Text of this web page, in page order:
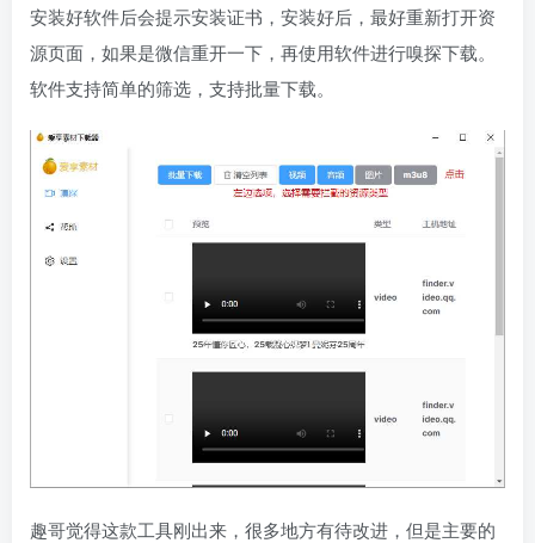
安装好软件后会提示安装证书，安装好后，最好重新打开资
源页面，如果是微信重开一下，再使用软件进行嗅探下载。
软件支持简单的筛选，支持批量下载。
趣哥觉得这款工具刚出来，很多地方有待改进，但是主要的